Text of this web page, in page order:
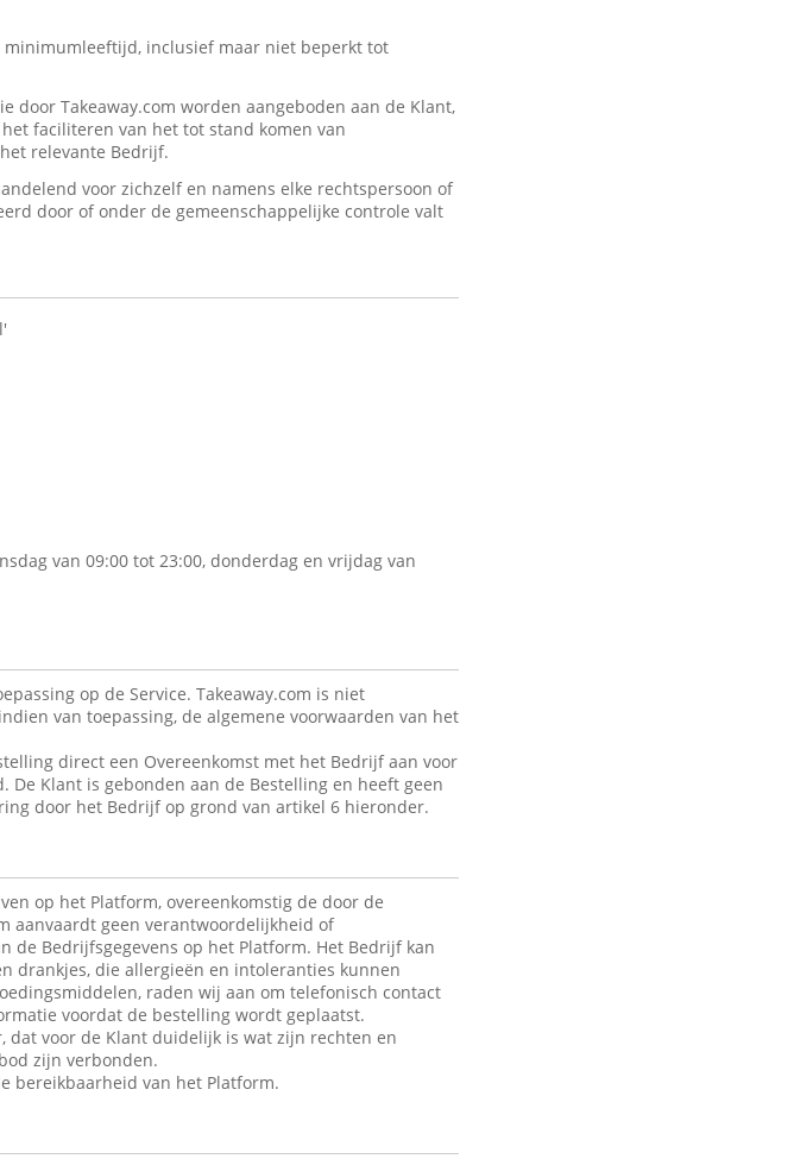
inclusief maar niet beperkt tot
door Takeaway.com worden aangeboden aan de Klant,
faciliteren van het tot stand komen van
relevante Bedrijf.
voor zichzelf en namens elke rechtspersoon of
door of onder de gemeenschappelijke controle valt
van 09:00 tot 23:00, donderdag en vrijdag van
op de Service. Takeaway.com is niet
van toepassing, de algemene voorwaarden van het
direct een Overeenkomst met het Bedrijf aan voor
Klant is gebonden aan de Bestelling en heeft geen
door het Bedrijf op grond van artikel 6 hieronder.
op het Platform, overeenkomstig de door de
aanvaardt geen verantwoordelijkheid of
de Bedrijfsgegevens op het Platform. Het Bedrijf kan
drankjes, die allergieën en intoleranties kunnen
raden wij aan om telefonisch contact
voordat de bestelling wordt geplaatst.
dat voor de Klant duidelijk is wat zijn rechten en
zijn verbonden.
bereikbaarheid van het Platform.